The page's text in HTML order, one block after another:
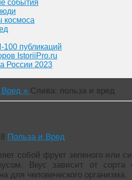
события
космоса
100 публикаций
IstoriiPro.ru
России 2023
» Слива: польза и вред
Польза и Вред
собой фрукт зеленого или
Вкус зависит от
для человеческого организма.